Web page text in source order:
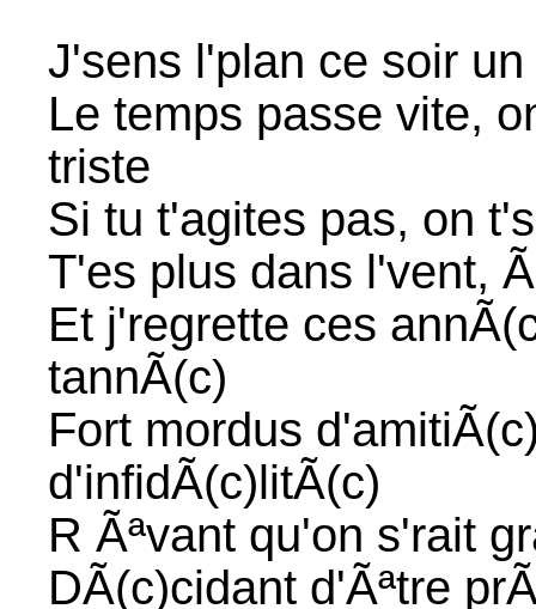
J'sens l'plan ce soir
Le temps passe vite,
triste
Si tu t'agites pas, on
T'es plus dans l'vent,
Et j'regrette ces
tannÃ(c)
Fort mordus
d'infidÃ(c)litÃ(c)
R Ãªvant qu'on s'rait
DÃ(c)cidant d'Ãªtre